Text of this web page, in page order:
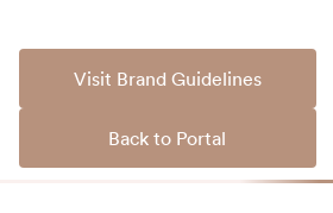
Visit Brand Guidelines
Back to Portal